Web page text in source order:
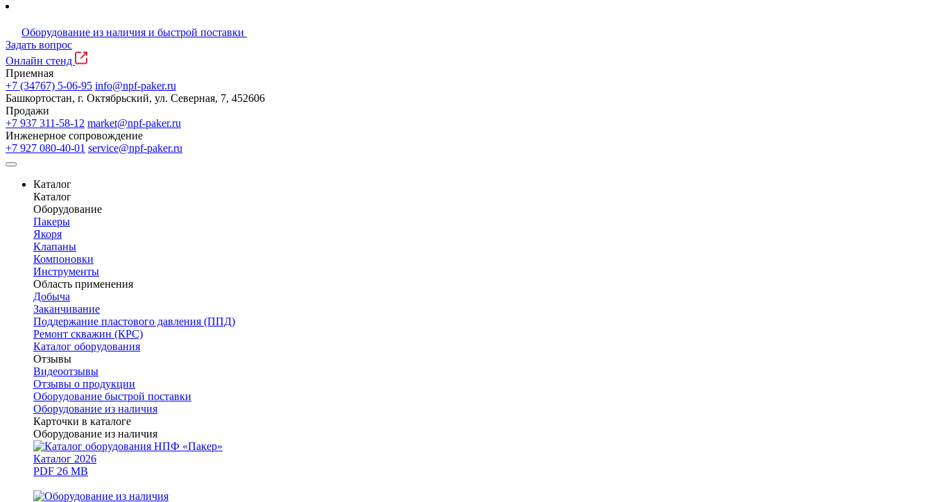
Оборудование из наличия и быстрой поставки
Задать вопрос
Онлайн стенд
Приемная
+7 (34767) 5-06-95 info@npf-paker.ru
Башкортостан, г. Октябрьский, ул. Северная, 7, 452606
Продажи
+7 937 311-58-12 market@npf-paker.ru
Инженерное сопровождение
+7 927 080-40-01 service@npf-paker.ru
Каталог
Каталог
Оборудование
Пакеры
Якоря
Клапаны
Компоновки
Инструменты
Область применения
Добыча
Заканчивание
Поддержание пластового давления (ППД)
Ремонт скважин (КРС)
Каталог оборудования
Отзывы
Видеоотзывы
Отзывы о продукции
Оборудование быстрой поставки
Оборудование из наличия
Карточки в каталоге
Оборудование из наличия
Каталог 2026
PDF 26 MB